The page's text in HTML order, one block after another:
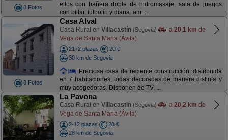
8 Fotos
ellos con bañera doble de hidromasaje, sala de juegos
con billar, futbolín y diana. am ...
8 Fotos
Casa Alval
Casa Rural en Villacastín (Segovia) a 20,1 km de
Vega de Santa Maria (Ávila)
21+2 plazas
20 €
30 km de Segovia
Preciosa casa de reciente construcción, distribuida
en 7 habitaciones, todas decoradas de manera distinta y
muy acogedoras. Disponen de TV, ...
La Pavona
Casa Rural en Villacastin (Segovia) a 20,2 km de
Vega de Santa Maria (Ávila)
2-12 plazas
28 €
28 km de Segovia